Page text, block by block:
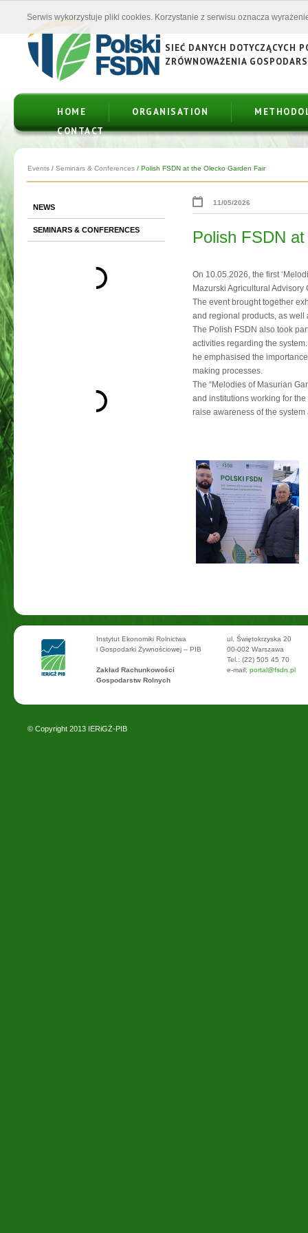
SIEĆ DANYCH DOTYCZĄCYCH
ZRÓWNOWAŻENIA
HOME ORGANISATION
CONTACT
Events / Seminars & Conferences / Polish FSDN at the Olecko Garden Fair
NEWS
SEMINARS & CONFERENCES
11/05/2026
Polish FSDN
On 10.05.2026, the first
Mazurski Agricultural
The event brought together
and regional products, as well
The Polish FSDN also took
activities regarding the
he emphasised the
making processes.
The “Melodies of Masurian
and institutions working for
raise awareness of the
Instytut Ekonomiki Rolnictwa
i Gospodarki Żywnościowej – PIB
Zakład Rachunkowości
Gospodarstw Rolnych
ul. Świętokrzyska 20
00-002 Warszawa
Tel.: (22) 505 45 70
e-mail: portal@fsdn.pl
© Copyright 2013 IERiGŻ-PIB
Serwis wykorzystuje pliki cookies. Korzystanie z serwisu oznacza